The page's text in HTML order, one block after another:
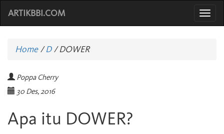
ARTIKBBI.COM
Home/D /DOWER
Poppa Cherry
30 Des, 2016
Apa itu DOWER?